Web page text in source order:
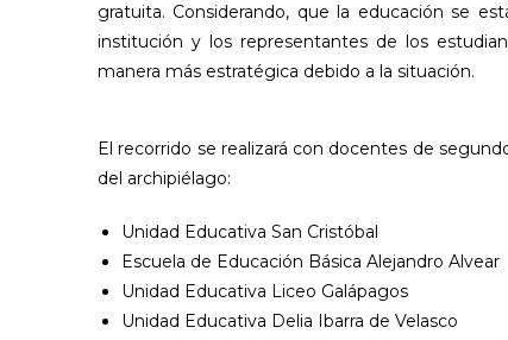
gratuita. Considerando, que la educación se
institución y los representantes de los
manera más estratégica debido a la situación.
El recorrido se realizará con docentes de
del archipiélago:
Unidad Educativa San Cristóbal
Escuela de Educación Básica Alejandro Alvear
Unidad Educativa Liceo Galápagos
Unidad Educativa Delia Ibarra de Velasco